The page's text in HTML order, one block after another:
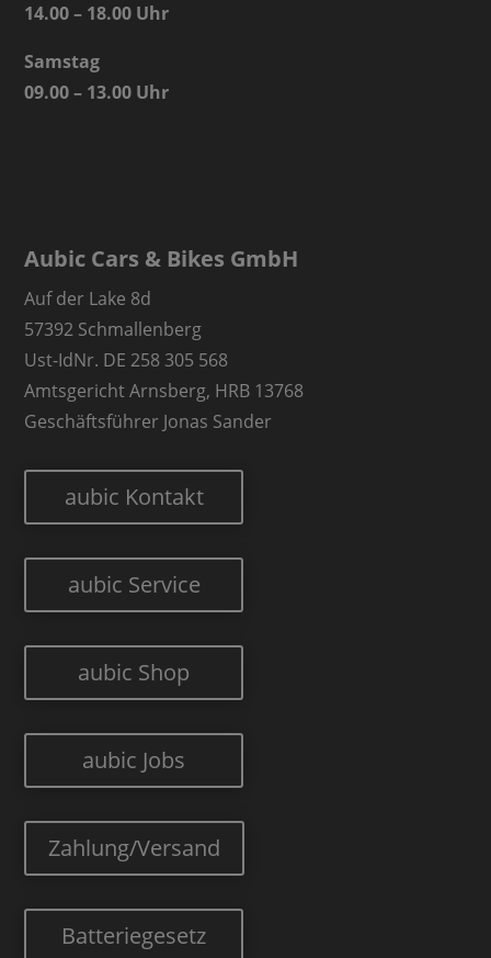
14.00 – 18.00 Uhr
Samstag
09.00 – 13.00 Uhr
Aubic Cars & Bikes GmbH
Auf der Lake 8d
57392 Schmallenberg
Ust-IdNr. DE 258 305 568
Amtsgericht Arnsberg, HRB 13768
Geschäftsführer Jonas Sander
aubic Kontakt
aubic Service
aubic Shop
aubic Jobs
Zahlung/Versand
Batteriegesetz